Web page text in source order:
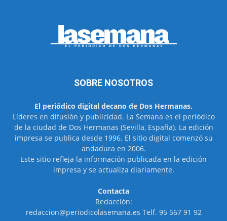
SOBRE NOSOTROS
El periódico digital decano de Dos Hermanas.
Líderes en difusión y publicidad. La Semana es el periódico
de la ciudad de Dos Hermanas (Sevilla, España). La edición
impresa se publica desde 1996. El sitio digital comenzó su
andadura en 2006.
Este sitio refleja la información publicada en la edición
impresa y se actualiza diariamente.
Contacta
Redacción:
redaccion@periodicolasemana.es Telf. 95 567 91 92